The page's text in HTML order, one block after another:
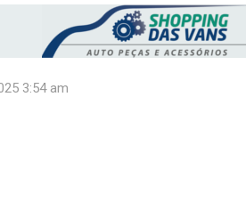
3:54 am